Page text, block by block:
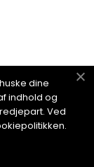
dine
indhold og
Ved